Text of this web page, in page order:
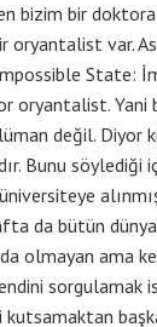
bizim bir
oryantalist var.
State:
oryantalist. Yani
değil. Diyor
Bunu söylediği
da bütün
olmayan ama
sorgulamak